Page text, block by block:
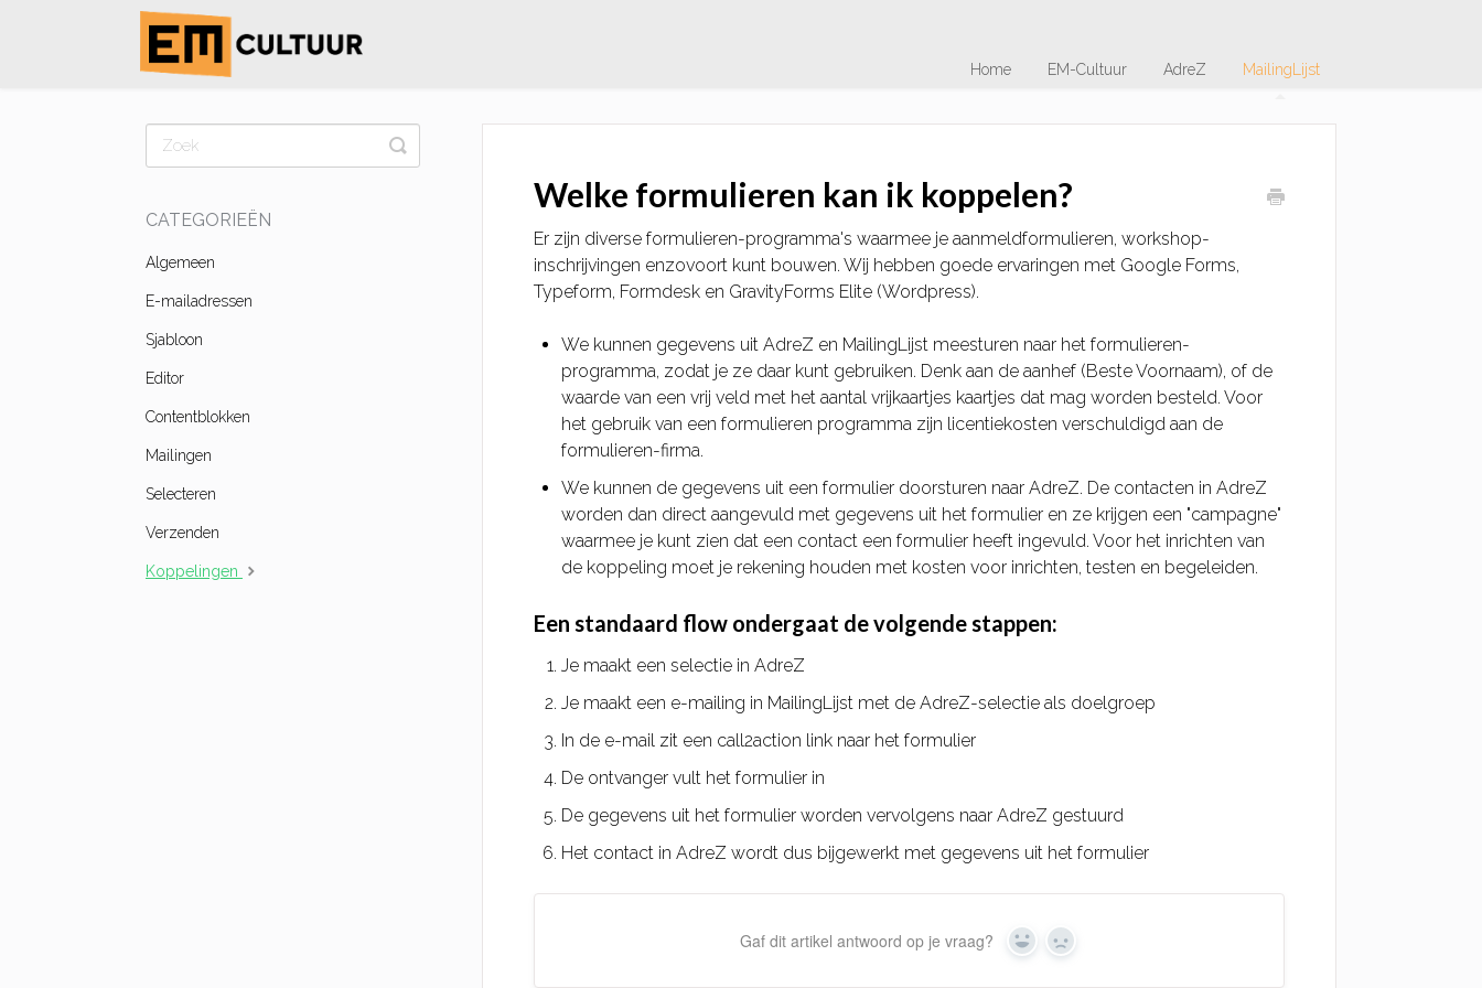
Home EM-Cultuur AdreZ MailingLijst
Welke formulieren kan ik koppelen?
Er zijn diverse formulieren-programma's waarmee je aanmeldformulieren, workshop-
inschrijvingen enzovoort kunt bouwen. Wij hebben goede ervaringen met Google Forms,
Typeform, Formdesk en GravityForms Elite (Wordpress).
We kunnen gegevens uit AdreZ en MailingLijst meesturen naar het formulieren-
programma, zodat je ze daar kunt gebruiken. Denk aan de aanhef (Beste Voornaam), of de
waarde van een vrij veld met het aantal vrijkaartjes kaartjes dat mag worden besteld. Voor
het gebruik van een formulieren programma zijn licentiekosten verschuldigd aan de
formulieren-firma.
We kunnen de gegevens uit een formulier doorsturen naar AdreZ. De contacten in AdreZ
worden dan direct aangevuld met gegevens uit het formulier en ze krijgen een "campagne"
waarmee je kunt zien dat een contact een formulier heeft ingevuld. Voor het inrichten van
de koppeling moet je rekening houden met kosten voor inrichten, testen en begeleiden.
Een standaard flow ondergaat de volgende stappen:
Je maakt een selectie in AdreZ
Je maakt een e-mailing in MailingLijst met de AdreZ-selectie als doelgroep
In de e-mail zit een call2action link naar het formulier
De ontvanger vult het formulier in
De gegevens uit het formulier worden vervolgens naar AdreZ gestuurd
Het contact in AdreZ wordt dus bijgewerkt met gegevens uit het formulier
Gaf dit artikel antwoord op je vraag? Yes No
Toggle
Search
CATEGORIEËN
Algemeen
E-mailadressen
Sjabloon
Editor
Contentblokken
Mailingen
Selecteren
Verzenden
Koppelingen